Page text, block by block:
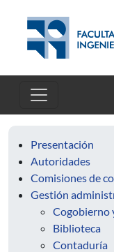
Presentación
Autoridades
Comisiones de
Gestión
Cogobierno
Biblioteca
Contaduría